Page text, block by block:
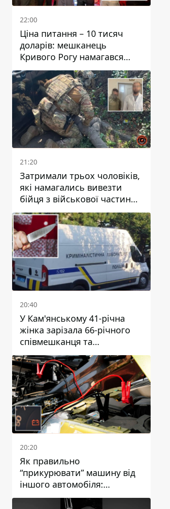
22:00
Ціна питання – 10 тисяч
доларів: мешканець
Кривого Рогу намагався
переправити чоловіка до
Словаччини
21:20
Затримали трьох чоловіків,
які намагались вивезти
бійця з військової частини
до Дніпра за 7 тисяч
доларів: серед них був лікар
20:40
У Кам'янському 41-річна
жінка зарізала 66-річного
співмешканця та
намагалась обманути
поліцейських
20:20
Як правильно
“прикурювати” машину від
іншого автомобіля:
інструкція для водіїв